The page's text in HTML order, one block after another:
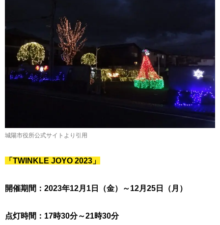
城陽市役所公式サイトより引用
「TWINKLE JOYO 2023」
開催期間：2023年12月1日（金）～12月25日（月）
点灯時間：17時30分～21時30分